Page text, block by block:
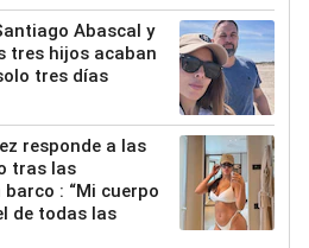
Abascal y
tres hijos acaban
tres días
responde a las
tras las
: “Mi cuerpo
de todas las